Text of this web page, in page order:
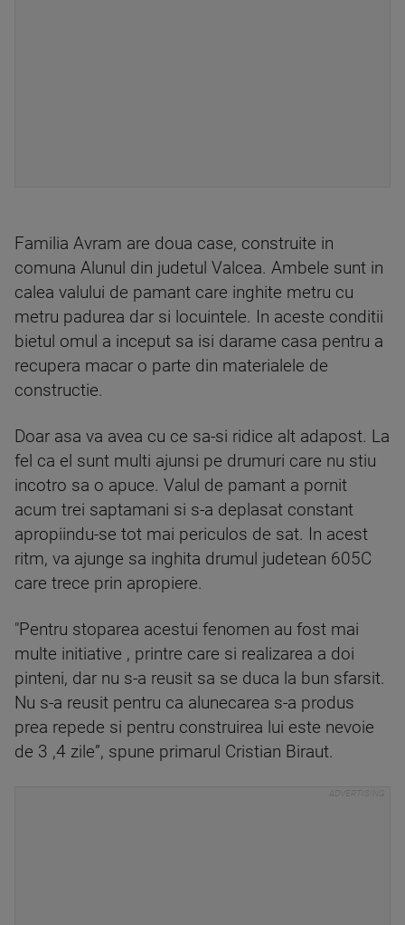
Familia Avram are doua case, construite in
comuna Alunul din judetul Valcea. Ambele sunt in
calea valului de pamant care inghite metru cu
metru padurea dar si locuintele. In aceste conditii
bietul omul a inceput sa isi darame casa pentru a
recupera macar o parte din materialele de
constructie.
Doar asa va avea cu ce sa-si ridice alt adapost. La
fel ca el sunt multi ajunsi pe drumuri care nu stiu
incotro sa o apuce. Valul de pamant a pornit
acum trei saptamani si s-a deplasat constant
apropiindu-se tot mai periculos de sat. In acest
ritm, va ajunge sa inghita drumul judetean 605C
care trece prin apropiere.
"Pentru stoparea acestui fenomen au fost mai
multe initiative , printre care si realizarea a doi
pinteni, dar nu s-a reusit sa se duca la bun sfarsit.
Nu s-a reusit pentru ca alunecarea s-a produs
prea repede si pentru construirea lui este nevoie
de 3 ,4 zile”, spune primarul Cristian Biraut.